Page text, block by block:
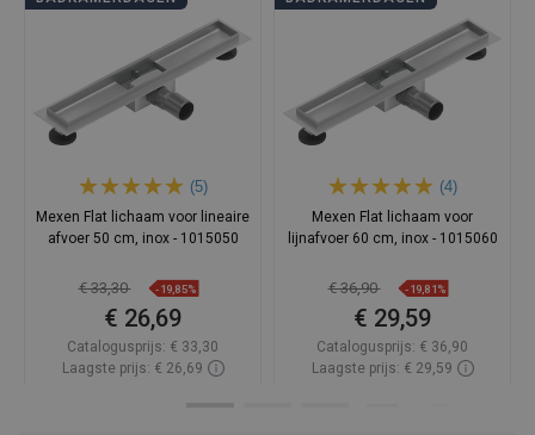
(5)
Mexen Flat lichaam voor lineaire
afvoer 50 cm, inox - 1015050
€ 33,30 -19,85%
€ 26,69
Catalogusprijs: € 33,30
Laagste prijs: € 26,69
(4)
Mexen Flat lichaam voor
lijnafvoer 60 cm, inox - 1015060
€ 36,90 -19,81%
€ 29,59
Catalogusprijs: € 36,90
Laagste prijs: € 29,59